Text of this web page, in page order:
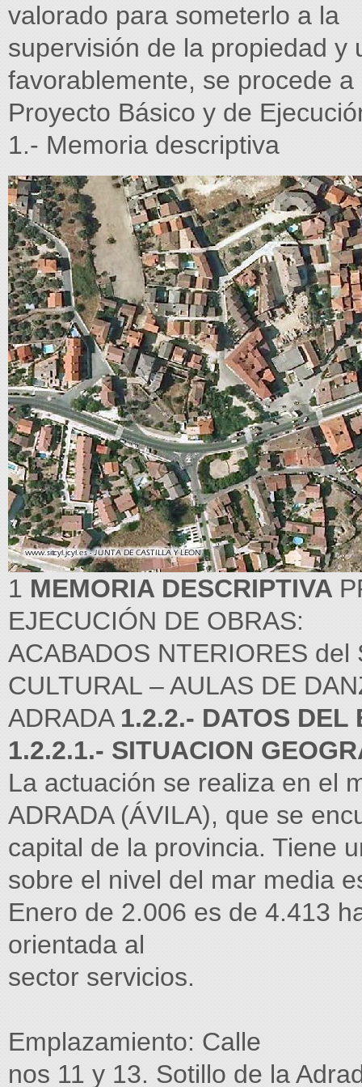
valorado para someterlo a la
supervisión de la propiedad y
favorablemente, se procede
Proyecto Básico y de
1.- Memoria descriptiva
1 MEMORIA DESCRIPTIVA
EJECUCIÓN DE OBRAS:
ACABADOS NTERIORES
CULTURAL – AULAS DE
ADRADA 1.2.2.- DATOS DEL
1.2.2.1.- SITUACION
La actuación se realiza en el
ADRADA (ÁVILA), que se
capital de la provincia. Tiene
sobre el nivel del mar media
Enero de 2.006 es de 4.413
orientada al
sector servicios.
Emplazamiento: Calle
nos 11 y 13. Sotillo de la